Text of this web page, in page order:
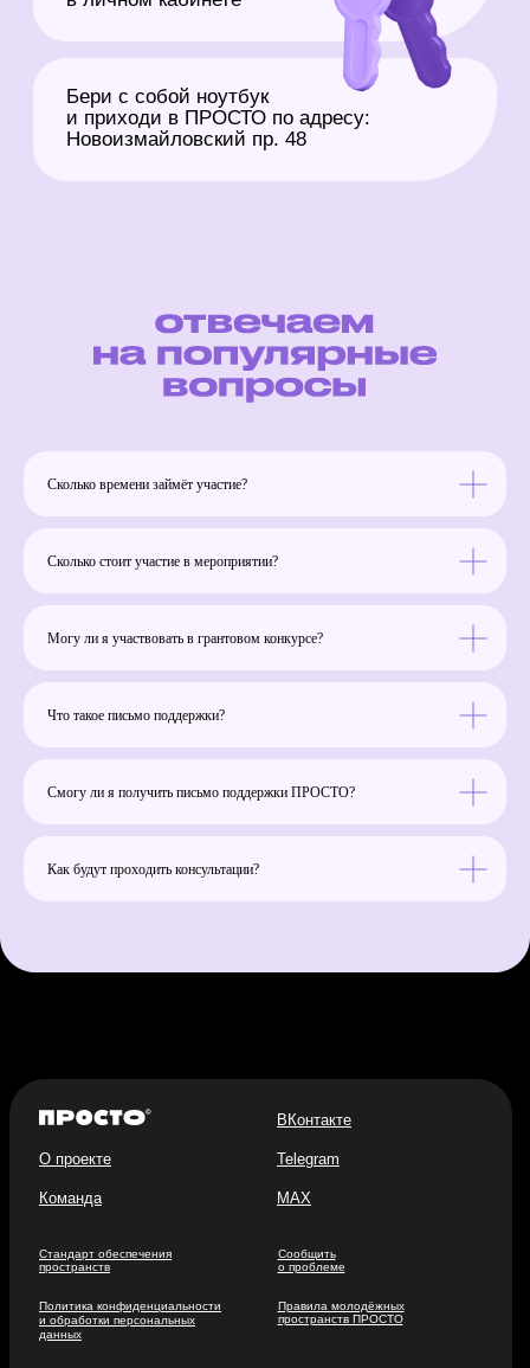
Сколько времени займёт участие?
Сколько стоит участие в мероприятии?
Могу ли я участвовать в грантовом конкурсе?
Что такое письмо поддержки?
Смогу ли я получить письмо поддержки ПРОСТО?
Как будут проходить консультации?
ВКонтакте
О проекте Telegram
Команда MAX
Политика конфиденциальности
и обработки персональных
данных
Правила молодёжных
пространств ПРОСТО
Стандарт обеспечения
пространств
Сообщить
о проблеме